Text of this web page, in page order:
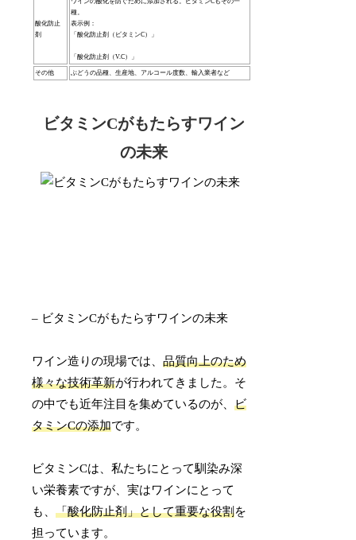
酸化防止
剤
種。
表示例：
「酸化防止剤（ビタミンC）」
「酸化防止剤（V.C）」
その他 ぶどうの品種、生産地、アルコール度数、輸入業者など
ビタミンCがもたらすワイン
の未来
– ビタミンCがもたらすワインの未来
ワイン造りの現場では、品質向上のため
様々な技術革新が行われてきました。そ
の中でも近年注目を集めているのが、ビ
タミンCの添加です。
ビタミンCは、私たちにとって馴染み深
い栄養素ですが、実はワインにとって
も、「酸化防止剤」として重要な役割を
担っています。